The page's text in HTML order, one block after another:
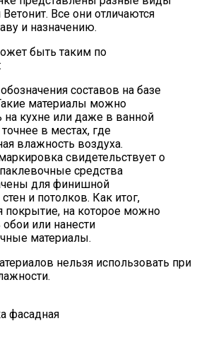
Все они отличаются
и назначению.
быть таким по
составов на базе
материалы можно
на кухне или даже в ванной
в местах, где
влажность воздуха.
свидетельствует о
средства
для финишной
и потолков. Как итог,
покрытие, на которое можно
обои или нанести
материалы.
нельзя использовать при